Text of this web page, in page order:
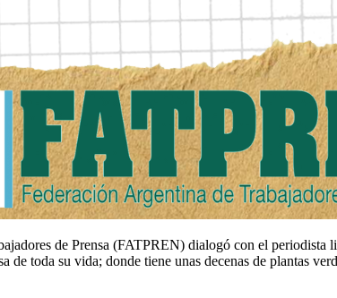
de Prensa (FATPREN) dialogó con el
de toda su vida; donde tiene unas decenas de plantas